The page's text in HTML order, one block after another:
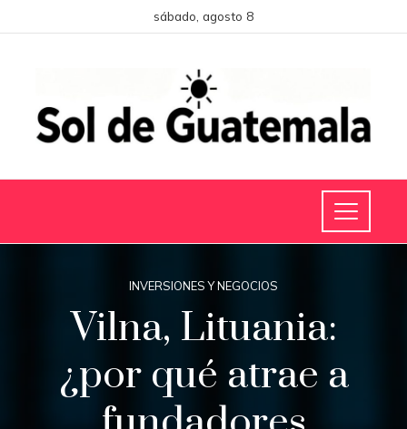
sábado, agosto 8
INVERSIONES Y NEGOCIOS
Vilna, Lituania:
¿por qué atrae a